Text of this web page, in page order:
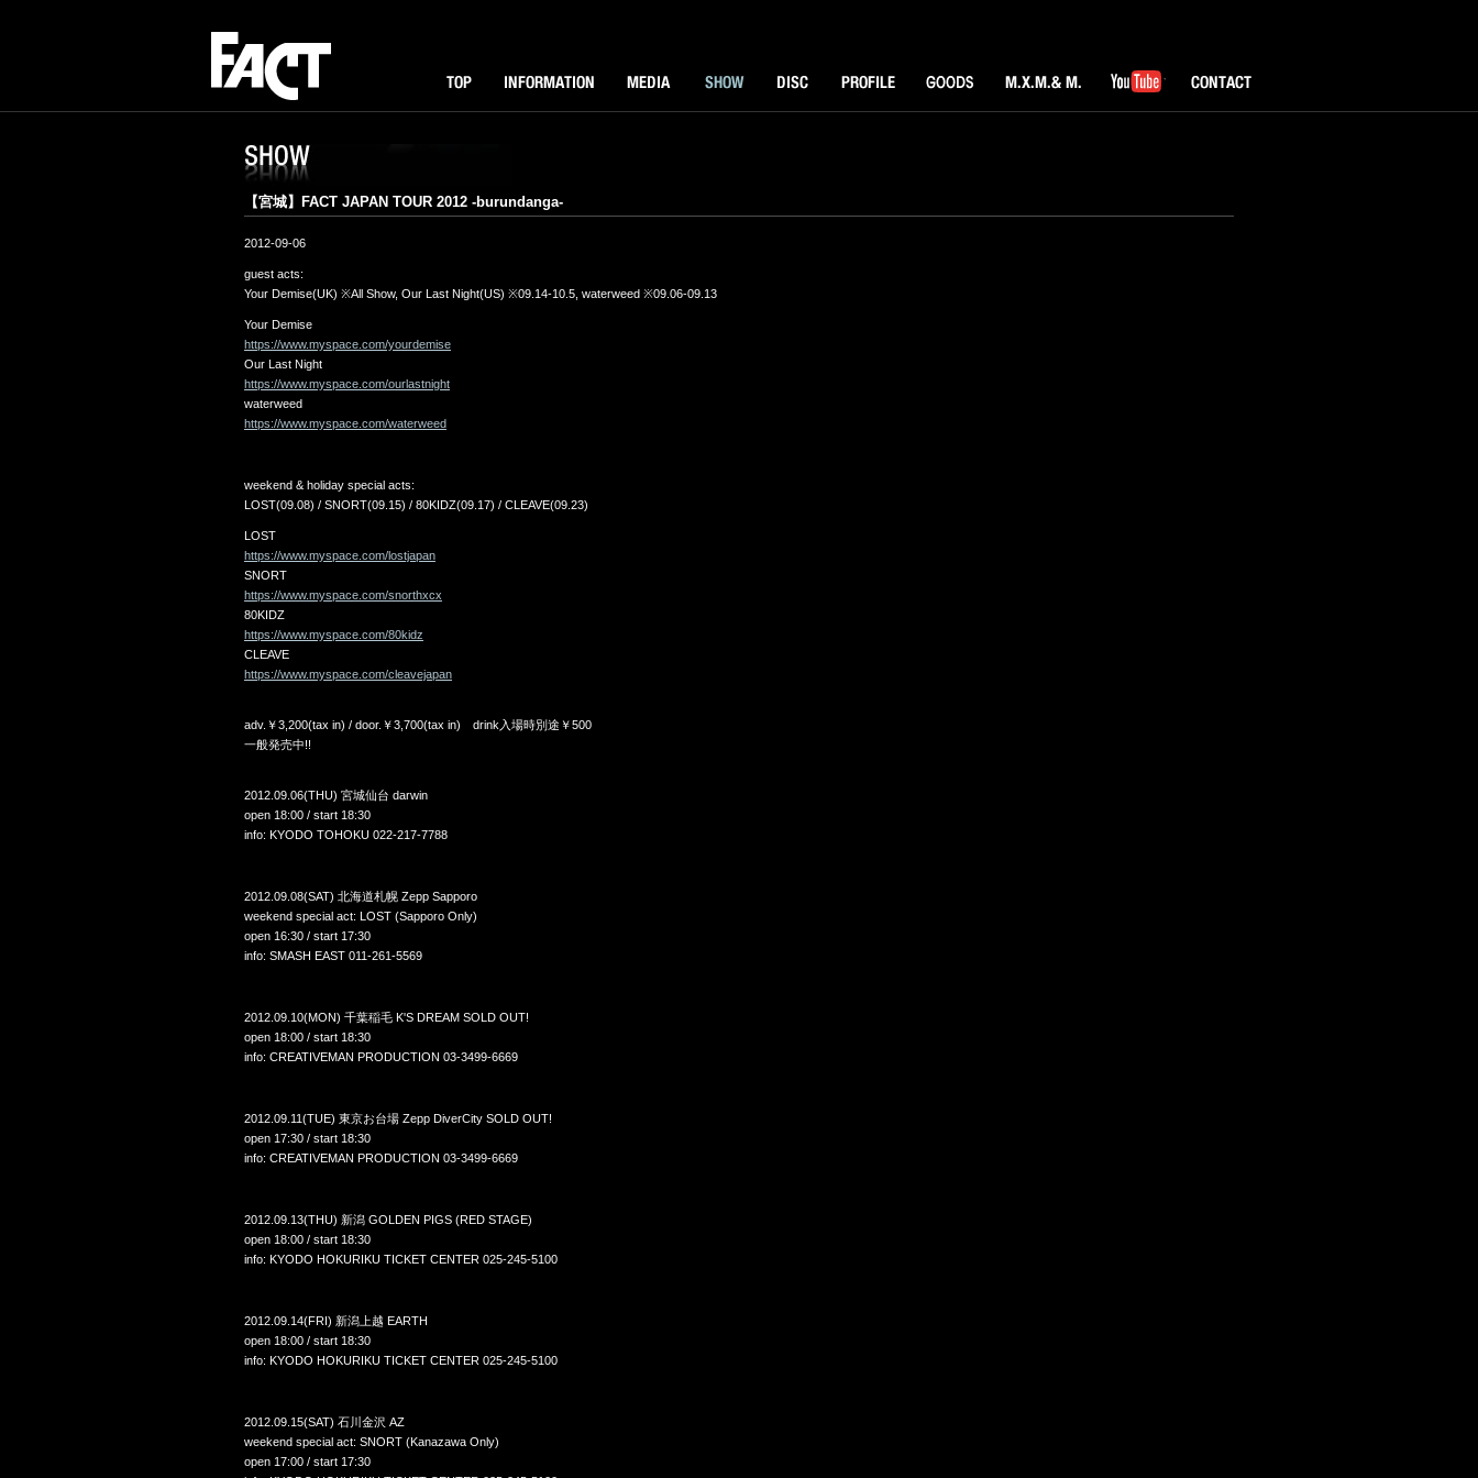
FACT
TOP INFORMATOIN MEDIA SHOW PROFILE GOODS M.X.M & M. YouTube CONTACT
SHOW
【宮城】FACT JAPAN TOUR 2012 -burundanga-
2012-09-06
guest acts:
Your Demise(UK) ※All Show, Our Last Night(US) ※09.14-10.5, waterweed ※09.06-09.13
Your Demise
https://www.myspace.com/yourdemise
Our Last Night
https://www.myspace.com/ourlastnight
waterweed
https://www.myspace.com/waterweed
weekend & holiday special acts:
LOST(09.08) / SNORT(09.15) / 80KIDZ(09.17) / CLEAVE(09.23)
LOST
https://www.myspace.com/lostjapan
SNORT
https://www.myspace.com/snorthxcx
80KIDZ
https://www.myspace.com/80kidz
CLEAVE
https://www.myspace.com/cleavejapan
adv.￥3,200(tax in) / door.￥3,700(tax in) drink入場時別途￥500
一般発売中!!
2012.09.06(THU) 宮城仙台 darwin
open 18:00 / start 18:30
info: KYODO TOHOKU 022-217-7788
2012.09.08(SAT) 北海道札幌 Zepp Sapporo
weekend special act: LOST (Sapporo Only)
open 16:30 / start 17:30
info: SMASH EAST 011-261-5569
2012.09.10(MON) 千葉稲毛 K'S DREAM SOLD OUT!
open 18:00 / start 18:30
info: CREATIVEMAN PRODUCTION 03-3499-6669
2012.09.11(TUE) 東京お台場 Zepp DiverCity SOLD OUT!
open 17:30 / start 18:30
info: CREATIVEMAN PRODUCTION 03-3499-6669
2012.09.13(THU) 新潟 GOLDEN PIGS (RED STAGE)
open 18:00 / start 18:30
info: KYODO HOKURIKU TICKET CENTER 025-245-5100
2012.09.14(FRI) 新潟上越 EARTH
open 18:00 / start 18:30
info: KYODO HOKURIKU TICKET CENTER 025-245-5100
2012.09.15(SAT) 石川金沢 AZ
weekend special act: SNORT (Kanazawa Only)
open 17:00 / start 17:30